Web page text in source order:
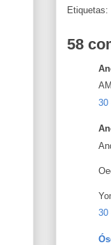
Etiquetas:
58
30
30